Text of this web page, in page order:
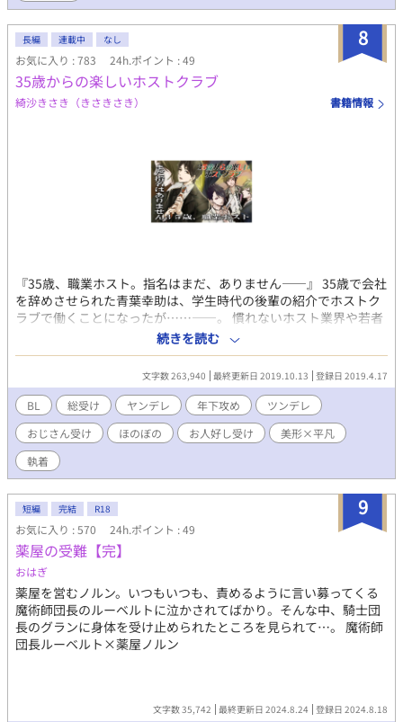
8
長編 連載中 なし
お気に入り : 783 24h.ポイント : 49
35歳からの楽しいホストクラブ
綺沙きさき（きさきさき） 書籍情報
『35歳、職業ホスト。指名はまだ、ありません――』 35歳で会社
を辞めさせられた青葉幸助は、学生時代の後輩の紹介でホストク
ラブで働くことになったが……――。 慣れないホスト業界や若者
たちに戸惑いつつも、35歳のおじさんが新米ホストとして奮闘す
る物語。 ・売れっ子ホスト（22）×リストラされた元リーマン
（35） ・のんびり平凡総受け ・攻めは俺様ホストやエリート親
友、変人コック、オタク王子、溺愛兄など ※本編では性描写はあ
りません。 （総受けのため、番外編のパラレル設定で性描写あり
の小話をのせる予定です）
続きを読む
文字数 263,940 最終更新日 2019.10.13 登録日 2019.4.17
BL 総受け ヤンデレ 年下攻め
ツンデレ
おじさん受け
ほのぼの お人好し受け
美形×平凡
執着
9
短編 完結 R18
お気に入り : 570 24h.ポイント : 49
薬屋の受難【完】
おはぎ
薬屋を営むノルン。いつもいつも、責めるように言い募ってくる
魔術師団長のルーベルトに泣かされてばかり。そんな中、騎士団
長のグランに身体を受け止められたところを見られて…。 魔術師
団長ルーベルト×薬屋ノルン
文字数 35,742 最終更新日 2024.8.24 登録日 2024.8.18